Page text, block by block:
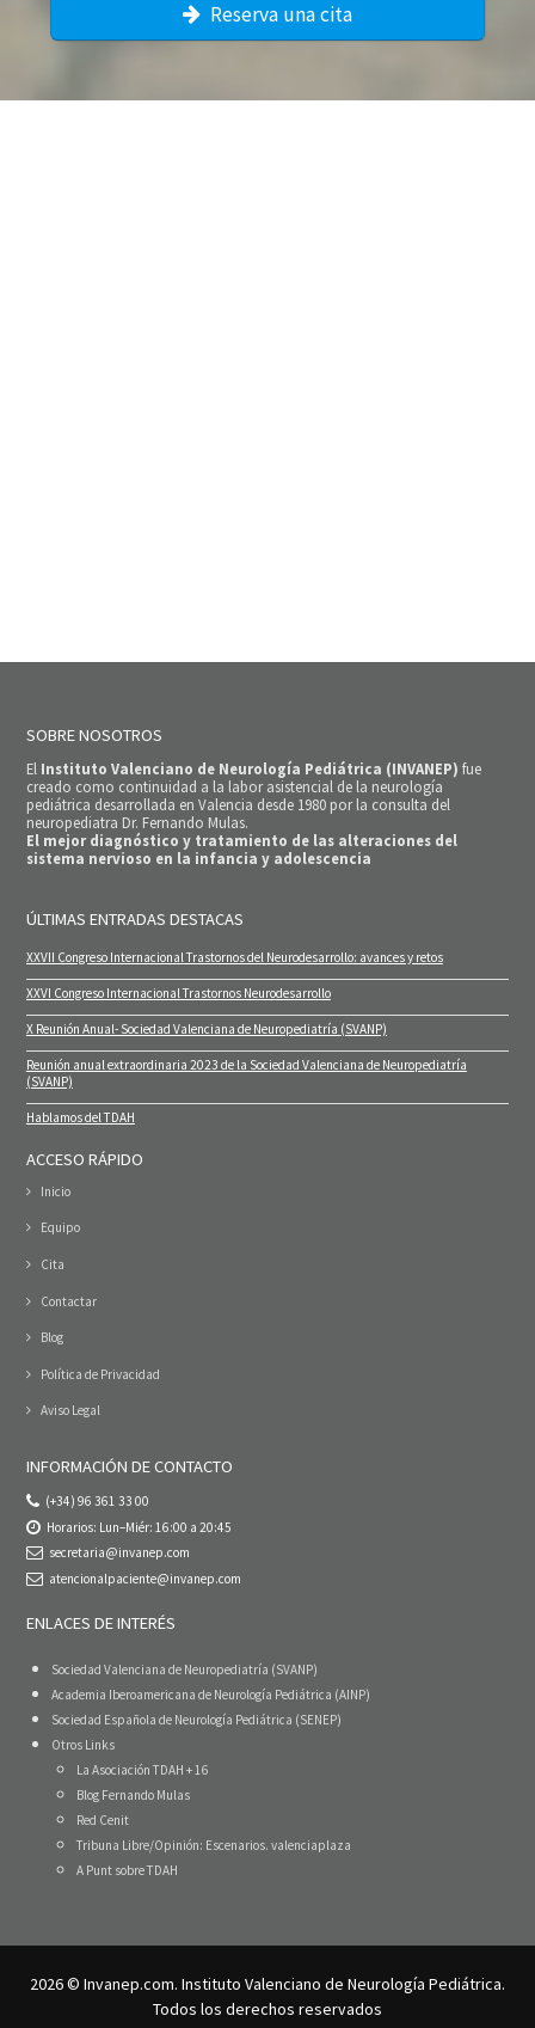
Reserva una cita
SOBRE NOSOTROS
El Instituto Valenciano de Neurología Pediátrica (INVANEP) fue
creado como continuidad a la labor asistencial de la neurología
pediátrica desarrollada en Valencia desde 1980 por la consulta del
neuropediatra Dr. Fernando Mulas.
El mejor diagnóstico y tratamiento de las alteraciones del
sistema nervioso en la infancia y adolescencia
ÚLTIMAS ENTRADAS DESTACAS
XXVII Congreso Internacional Trastornos del Neurodesarrollo: avances y retos
XXVI Congreso Internacional Trastornos Neurodesarrollo
X Reunión Anual- Sociedad Valenciana de Neuropediatría (SVANP)
Reunión anual extraordinaria 2023 de la Sociedad Valenciana de Neuropediatría
(SVANP)
Hablamos del TDAH
ACCESO RÁPIDO
Inicio
Equipo
Cita
Contactar
Blog
Política de Privacidad
Aviso Legal
INFORMACIÓN DE CONTACTO
(+34) 96 361 33 00
Horarios: Lun–Miér: 16:00 a 20:45
secretaria@invanep.com
atencionalpaciente@invanep.com
ENLACES DE INTERÉS
Sociedad Valenciana de Neuropediatría (SVANP)
Academia Iberoamericana de Neurología Pediátrica (AINP)
Sociedad Española de Neurología Pediátrica (SENEP)
Otros Links
La Asociación TDAH + 16
Blog Fernando Mulas
Red Cenit
Tribuna Libre/Opinión: Escenarios. valenciaplaza
A Punt sobre TDAH
2026 © Invanep.com. Instituto Valenciano de Neurología Pediátrica.
Todos los derechos reservados